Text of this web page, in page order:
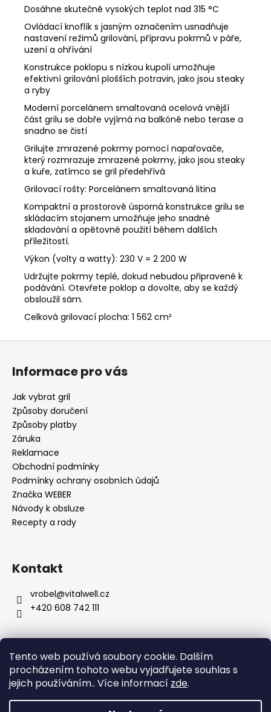
Tento web používá soubory cookie. Dalším
procházením tohoto webu vyjadřujete souhlas s
jejich používáním.. Více informací zde.
Dosáhne skutečně vysokých teplot nad 315 °C
Ovládací knoflík s jasným označením usnadňuje
nastavení režimů grilování, přípravu pokrmů v páře,
uzení a ohřívání
Konstrukce poklopu s nízkou kupolí umožňuje
efektivní grilování plošších potravin, jako jsou steaky
a ryby
Moderní porcelánem smaltovaná ocelová vnější
část grilu se dobře vyjímá na balkóně nebo terase a
snadno se čistí
Grilujte zmrazené pokrmy pomocí napařovače,
který rozmrazuje zmrazené pokrmy, jako jsou steaky
a kuře, zatímco se gril předehřívá
Grilovací rošty: Porcelánem smaltovaná litina
Kompaktní a prostorově úsporná konstrukce grilu se
skládacím stojanem umožňuje jeho snadné
skladování a opětovné použití během dalších
příležitostí.
Výkon (volty a watty): 230 V = 2 200 W
Udržujte pokrmy teplé, dokud nebudou připravené k
podávání. Otevřete poklop a dovolte, aby se každý
obsloužil sám.
Celková grilovací plocha: 1 562 cm²
Z
Informace pro vás
Jak vybrat gril
Způsoby doručení
Způsoby platby
Záruka
Reklamace
Obchodní podmínky
Podmínky ochrany osobních údajů
Značka WEBER
Návody k obsluze
Recepty a rady
Kontakt
vrobel@vitalwell.cz
+420 608 742 111